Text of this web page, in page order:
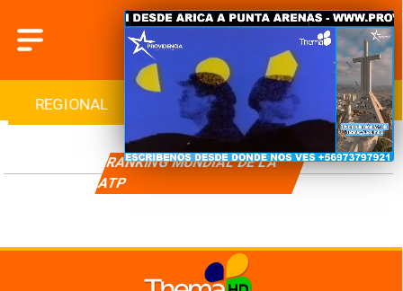
REGIONAL INTERNACIONAL DEPORTES
RANKING MUNDIAL DE LA
ATP